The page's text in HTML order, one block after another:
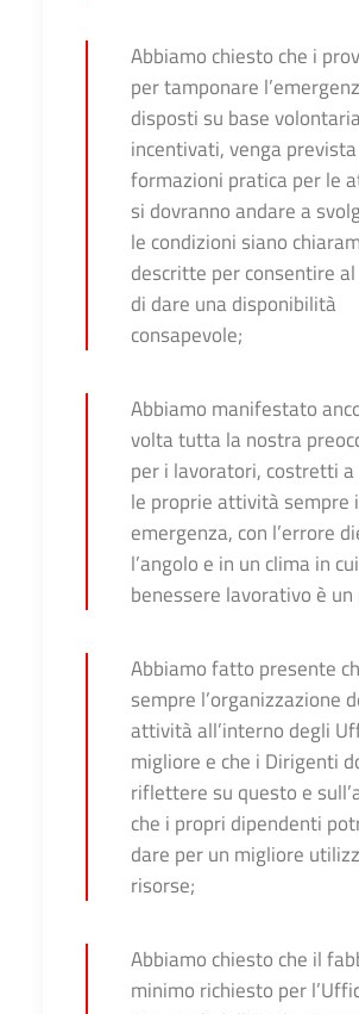
Abbiamo chiesto che i
per tamponare
disposti su base
incentivati, venga
formazioni pratica per le
si dovranno andare a
le condizioni siano
descritte per consentire
di dare una disponibilità
consapevole;
Abbiamo manifestato
volta tutta la nostra
per i lavoratori, costretti a
le proprie attività sempre
emergenza, con l’errore
l’angolo e in un clima in
benessere lavorativo è
Abbiamo fatto presente
sempre l’organizzazione
attività all’interno degli
migliore e che i Dirigenti
riflettere su questo e
che i propri dipendenti
dare per un migliore
risorse;
Abbiamo chiesto che il
minimo richiesto per